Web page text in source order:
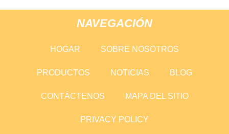
NAVEGACIÓN
HOGAR SOBRE NOSOTROS
PRODUCTOS NOTICIAS BLOG
CONTÁCTENOS MAPA DEL SITIO
PRIVACY POLICY